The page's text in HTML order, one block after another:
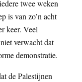
twee weken
is van zo’n acht
keer. Veel
verwacht dat
demonstratie.
de Palestijnen